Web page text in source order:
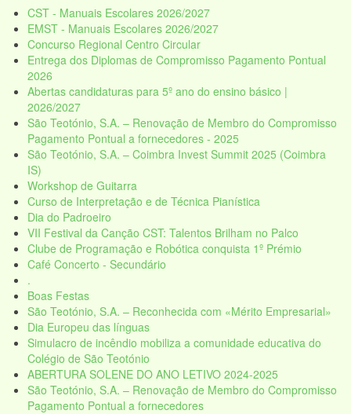
CST - Manuais Escolares 2026/2027
EMST - Manuais Escolares 2026/2027
Concurso Regional Centro Circular
Entrega dos Diplomas de Compromisso Pagamento Pontual
2026
Abertas candidaturas para 5º ano do ensino básico |
2026/2027
São Teotónio, S.A. – Renovação de Membro do Compromisso
Pagamento Pontual a fornecedores - 2025
São Teotónio, S.A. – Coimbra Invest Summit 2025 (Coimbra
IS)
Workshop de Guitarra
Curso de Interpretação e de Técnica Pianística
Dia do Padroeiro
VII Festival da Canção CST: Talentos Brilham no Palco
Clube de Programação e Robótica conquista 1º Prémio
Café Concerto - Secundário
.
Boas Festas
São Teotónio, S.A. – Reconhecida com «Mérito Empresarial»
Dia Europeu das línguas
Simulacro de incêndio mobiliza a comunidade educativa do
Colégio de São Teotónio
ABERTURA SOLENE DO ANO LETIVO 2024-2025
São Teotónio, S.A. – Renovação de Membro do Compromisso
Pagamento Pontual a fornecedores